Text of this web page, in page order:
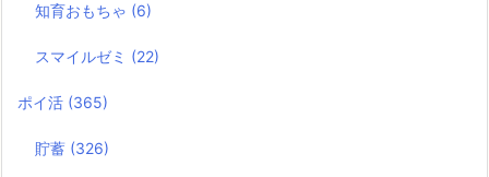
知育おもちゃ (6)
スマイルゼミ (22)
ポイ活 (365)
貯蓄 (326)